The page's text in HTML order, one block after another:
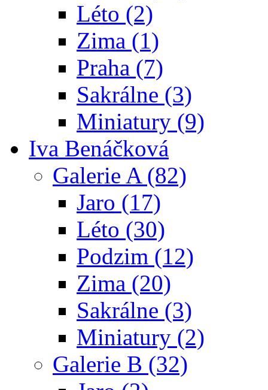
Léto (2)
Zima (1)
Praha (7)
Sakrálne (3)
Miniatury (9)
Iva Benáčková
Galerie A (82)
Jaro (17)
Léto (30)
Podzim (12)
Zima (20)
Sakrálne (3)
Miniatury (2)
Galerie B (32)